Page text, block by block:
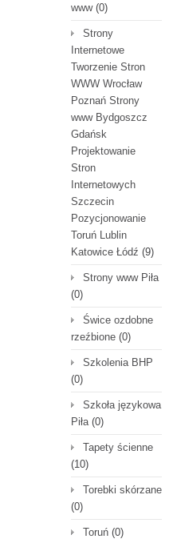
www(0)
Strony
Internetowe
Tworzenie Stron
WWW Wrocław
Poznań Strony
www Bydgoszcz
Gdańsk
Projektowanie
Stron
Internetowych
Szczecin
Pozycjonowanie
Toruń Lublin
Katowice Łódź (9)
Strony www Piła
(0)
Świce ozdobne
rzeźbione (0)
Szkolenia BHP
(0)
Szkoła językowa
Piła(0)
Tapety ścienne
(10)
Torebki skórzane
(0)
Toruń (0)